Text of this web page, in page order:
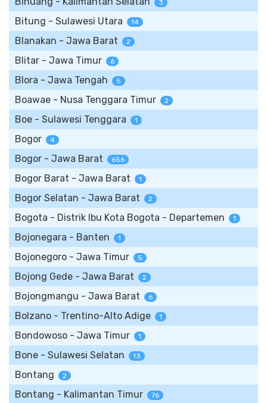
3
Bitung - Sulawesi Utara 14
Blanakan - Jawa Barat 2
Blitar - Jawa Timur 6
Blora - Jawa Tengah 5
Boawae - Nusa Tenggara Timur 2
Boe - Sulawesi Tenggara 1
Bogor 4
Bogor - Jawa Barat 656
Bogor Barat - Jawa Barat 1
Bogor Selatan - Jawa Barat 2
Bogota - Distrik Ibu Kota Bogota - Departemen 1
Bojonegara - Banten 1
Bojonegoro - Jawa Timur 5
Bojong Gede - Jawa Barat 2
Bojongmangu - Jawa Barat 6
Bolzano - Trentino-Alto Adige 1
Bondowoso - Jawa Timur 1
Bone - Sulawesi Selatan 13
Bontang 2
Bontang - Kalimantan Timur 76